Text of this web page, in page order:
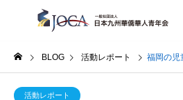
BLOG 活動レポート 福岡の児童養
活動レポート